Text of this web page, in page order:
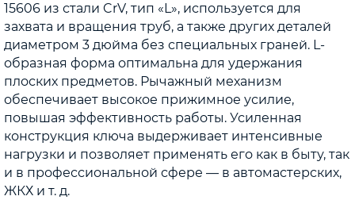
15606 из стали CrV, тип «L», используется для
захвата и вращения труб, а также других деталей
диаметром 3 дюйма без специальных граней. L-
образная форма оптимальна для удержания
плоских предметов. Рычажный механизм
обеспечивает высокое прижимное усилие,
повышая эффективность работы. Усиленная
конструкция ключа выдерживает интенсивные
нагрузки и позволяет применять его как в быту, так
и в профессиональной сфере — в автомастерских,
ЖКХ и т. д.